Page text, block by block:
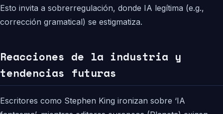
Esto invita a sobrerregulación, donde IA legítima (e.g.,
corrección gramatical) se estigmatiza.
Reacciones de la industria y
tendencias futuras
Escritores como Stephen King ironizan sobre ‘IA